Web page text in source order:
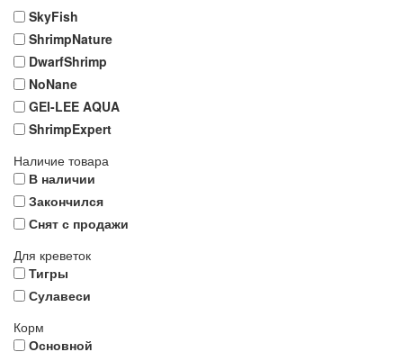
SkyFish
ShrimpNature
DwarfShrimp
NoNane
GEI-LEE AQUA
ShrimpExpert
Наличие товара
В наличии
Закончился
Снят с продажи
Для креветок
Тигры
Сулавеси
Корм
Основной